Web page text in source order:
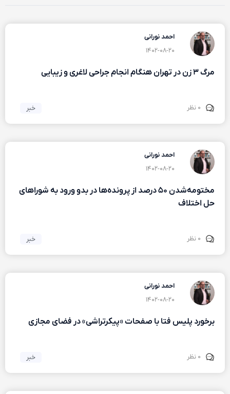
احمد نورانی
۱۴۰۲-۰۸-۲۰
مرگ ۳ زن در تهران هنگام انجام جراحی لاغری و زیبایی
۰ نظر خبر
احمد نورانی
۱۴۰۲-۰۸-۲۰
مختومه‌شدن ۵۰ درصد از پرونده‌ها در بدو ورود به شورا‌های
حل اختلاف
۰ نظر خبر
احمد نورانی
۱۴۰۲-۰۸-۲۰
برخورد پلیس فتا با صفحات «پیکرتراشی» در فضای مجازی
۰ نظر خبر